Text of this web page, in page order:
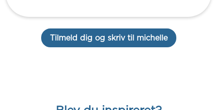
Tilmeld dig og skriv til michelle